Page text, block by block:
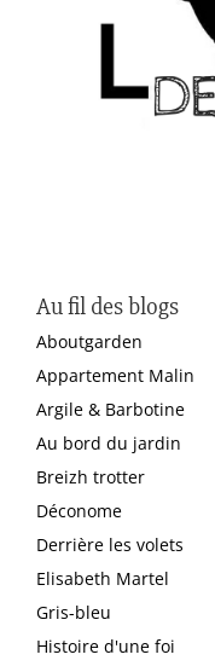
Au fil des blogs
Aboutgarden
Appartement Malin
Argile & Barbotine
Au bord du jardin
Breizh trotter
Déconome
Derrière les volets
Elisabeth Martel
Gris-bleu
Histoire d'une foi